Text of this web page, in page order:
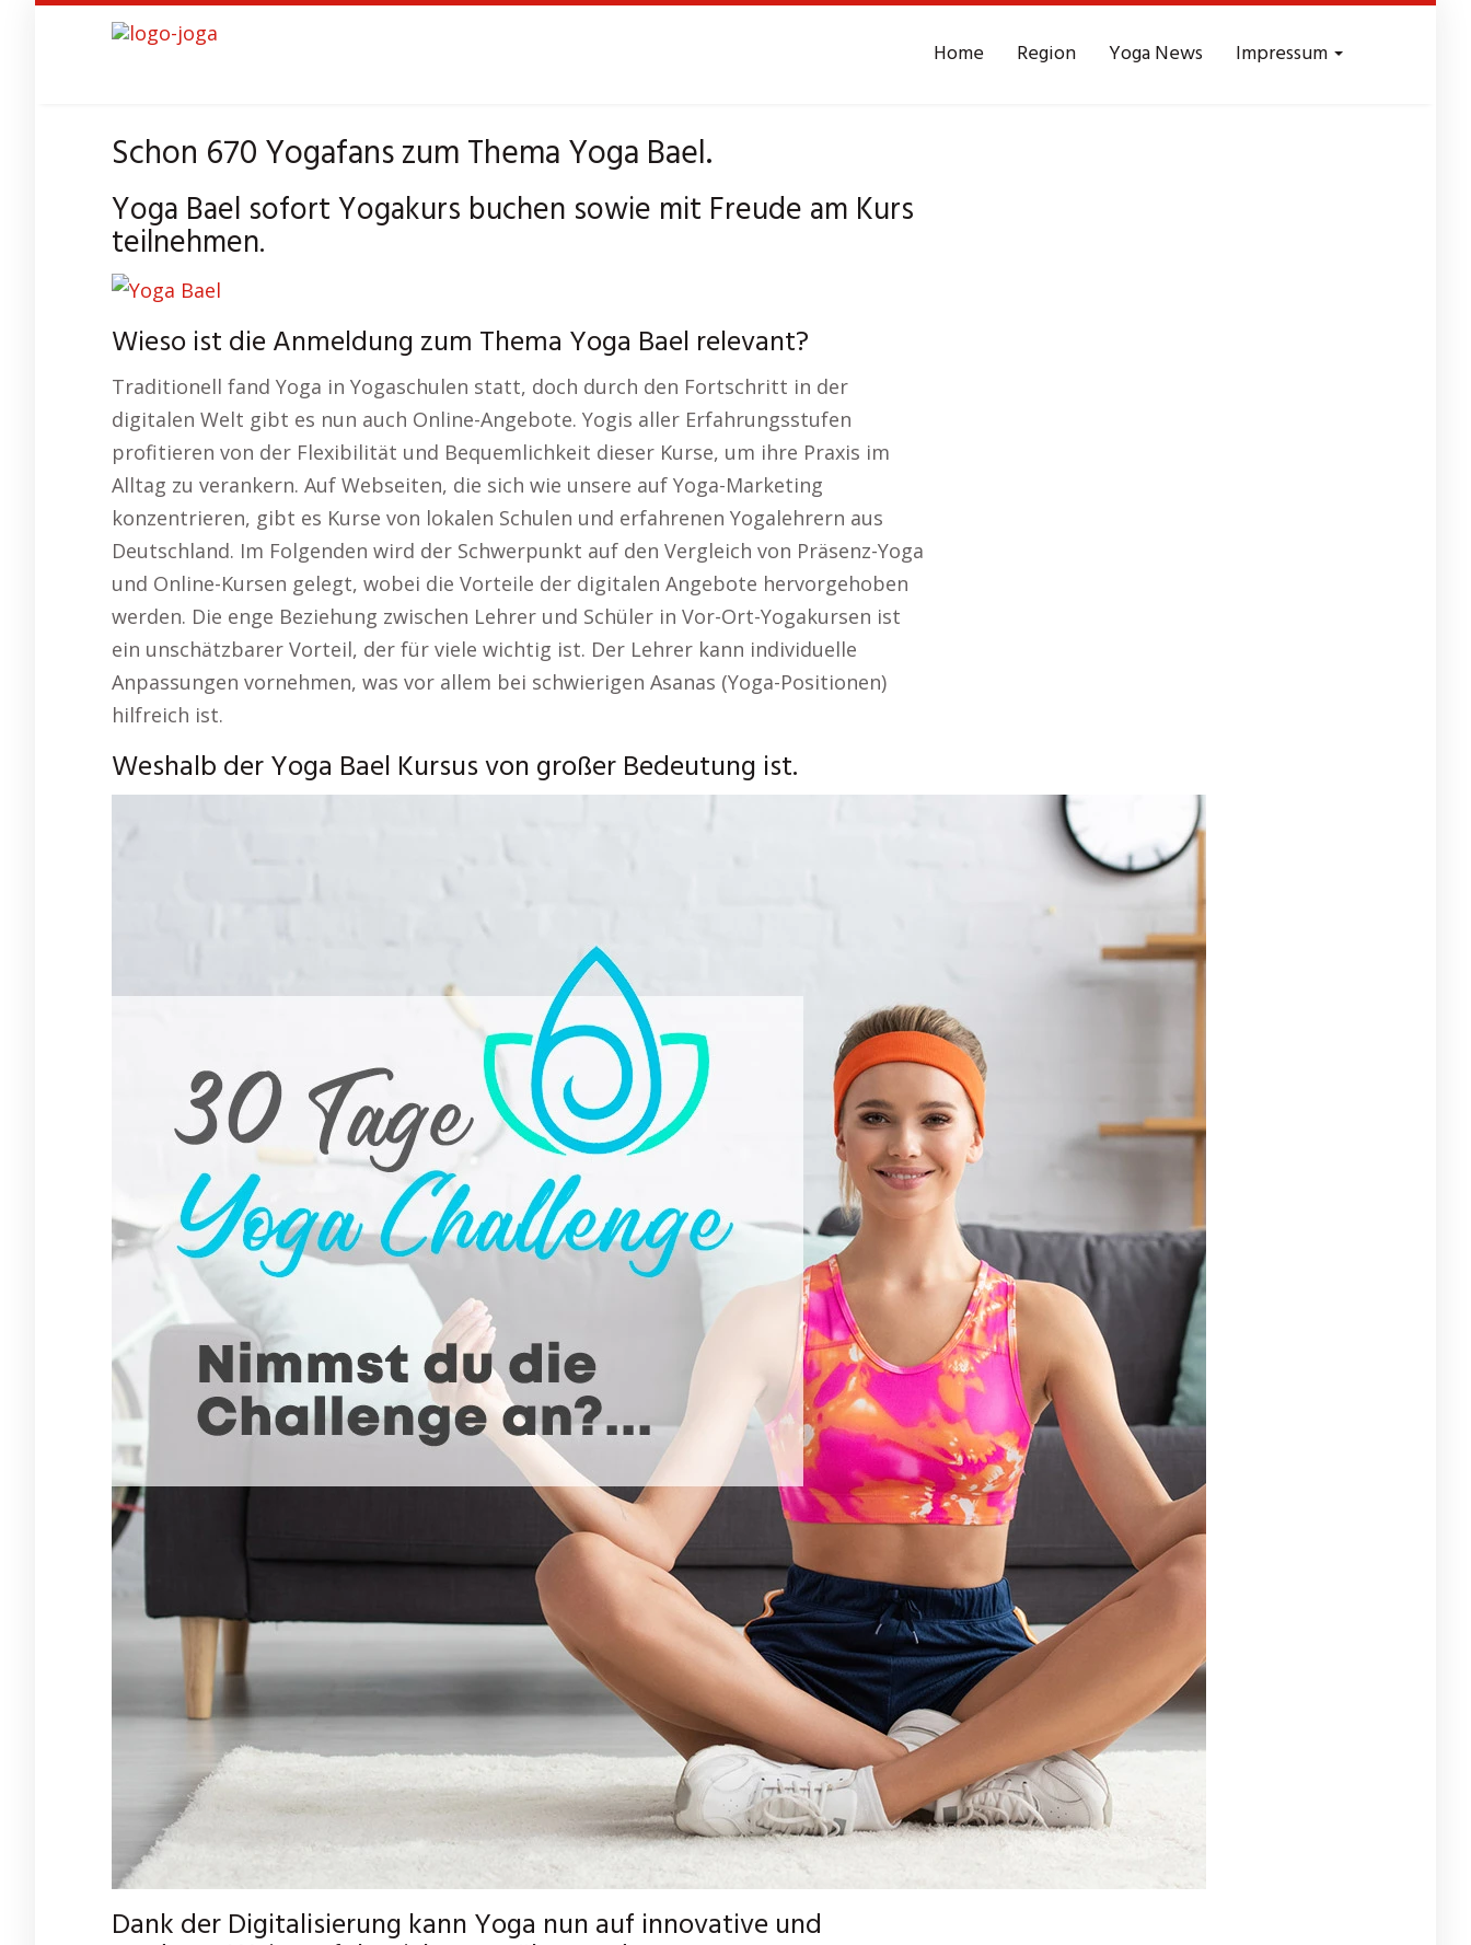
Home Region Yoga News Impressum
Schon 670 Yogafans zum Thema Yoga Bael.
Yoga Bael sofort Yogakurs buchen sowie mit Freude am Kurs
teilnehmen.
Wieso ist die Anmeldung zum Thema Yoga Bael relevant?
Traditionell fand Yoga in Yogaschulen statt, doch durch den Fortschritt in der
digitalen Welt gibt es nun auch Online-Angebote. Yogis aller Erfahrungsstufen
profitieren von der Flexibilität und Bequemlichkeit dieser Kurse, um ihre Praxis im
Alltag zu verankern. Auf Webseiten, die sich wie unsere auf Yoga-Marketing
konzentrieren, gibt es Kurse von lokalen Schulen und erfahrenen Yogalehrern aus
Deutschland. Im Folgenden wird der Schwerpunkt auf den Vergleich von Präsenz-Yoga
und Online-Kursen gelegt, wobei die Vorteile der digitalen Angebote hervorgehoben
werden. Die enge Beziehung zwischen Lehrer und Schüler in Vor-Ort-Yogakursen ist
ein unschätzbarer Vorteil, der für viele wichtig ist. Der Lehrer kann individuelle
Anpassungen vornehmen, was vor allem bei schwierigen Asanas (Yoga-Positionen)
hilfreich ist.
Weshalb der Yoga Bael Kursus von großer Bedeutung ist.
Dank der Digitalisierung kann Yoga nun auf innovative und